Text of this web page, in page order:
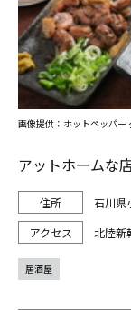
アットホームな
石川県
北陸新
画像提供：ホットペッパー
居酒屋